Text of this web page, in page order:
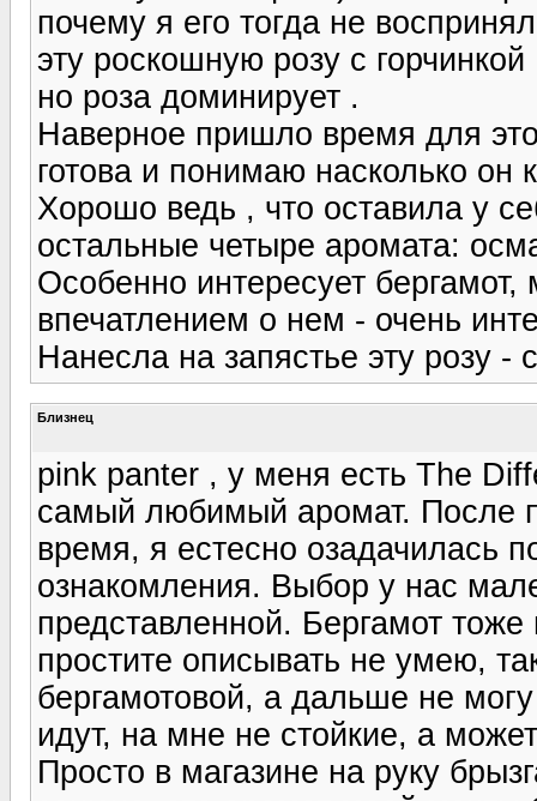
почему я его тогда не
эту роскошную розу с
но роза доминирует .
Наверное пришло время для
готова и понимаю насколько он
Хорошо ведь , что оставила у
остальные четыре аромата:
Особенно интересует бергамот,
впечатлением о нем - очень
Нанесла на запястье эту розу -
Близнец
pink panter , у меня есть The
самый любимый аромат. После
время, я естесно озадачилась
ознакомления. Выбор у нас
представленной. Бергамот
простите описывать не умею,
бергамотовой, а дальше не
идут, на мне не стойкие, а
Просто в магазине на руку